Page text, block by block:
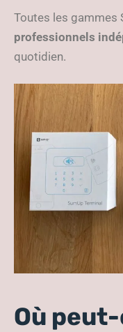
Toutes les gammes
professionnels
quotidien.
Où